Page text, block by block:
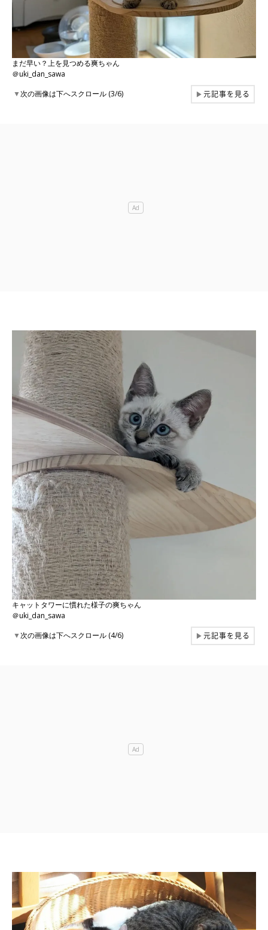
まだ早い？上を見つめる爽ちゃん
＠uki_dan_sawa
▼次の画像は下へスクロール (3/6) ▶元記事を見る
キャットタワーに慣れた様子の爽ちゃん
＠uki_dan_sawa
▼次の画像は下へスクロール (4/6) ▶元記事を見る